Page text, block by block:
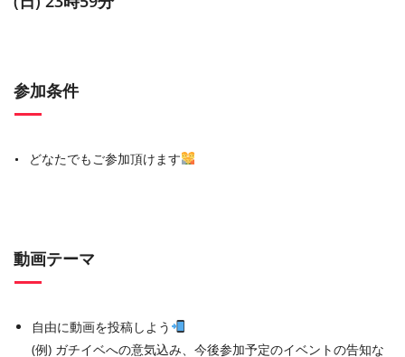
参加条件
どなたでもご参加頂けます
動画テーマ
自由に動画を投稿しよう
(例) ガチイベへの意気込み、今後参加予定のイベントの告知な